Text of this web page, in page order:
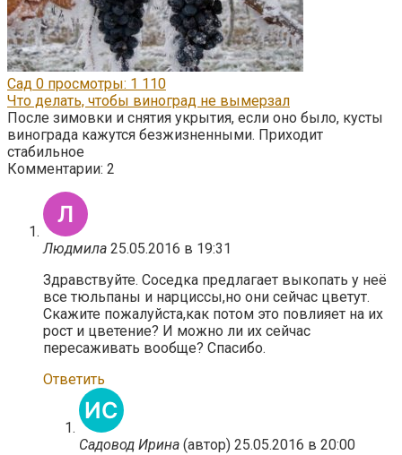
Сад 0 просмотры: 1 110
Что делать, чтобы виноград не вымерзал
После зимовки и снятия укрытия, если оно было, кусты
винограда кажутся безжизненными. Приходит
стабильное
Комментарии: 2
Людмила 25.05.2016 в 19:31
Здравствуйте. Соседка предлагает выкопать у неё
все тюльпаны и нарциссы,но они сейчас цветут.
Скажите пожалуйста,как потом это повлияет на их
рост и цветение? И можно ли их сейчас
пересаживать вообще? Спасибо.
Ответить
Садовод Ирина (автор) 25.05.2016 в 20:00